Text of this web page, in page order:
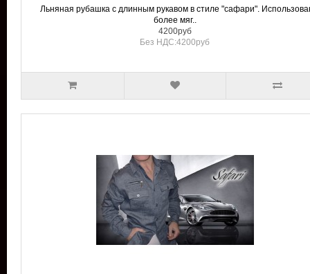
Льняная рубашка с длинным рукавом в стиле "сафари".
более мяг..
4200руб
Без НДС:4200руб